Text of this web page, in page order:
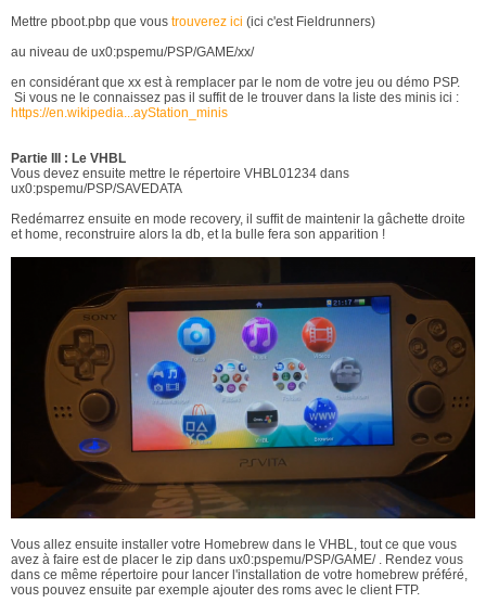
Mettre pboot.pbp que vous trouverez ici (ici c'est Fieldrunners)
au niveau de ux0:pspemu/PSP/GAME/xx/
en considérant que xx est à remplacer par le nom de votre jeu ou démo PSP.
Si vous ne le connaissez pas il suffit de le trouver dans la liste des minis ici :
https://en.wikipedia...ayStation_minis
Partie III : Le VHBL
Vous devez ensuite mettre le répertoire VHBL01234 dans
ux0:pspemu/PSP/SAVEDATA
Redémarrez ensuite en mode recovery, il suffit de maintenir la gâchette droite
et home, reconstruire alors la db, et la bulle fera son apparition !
Vous allez ensuite installer votre Homebrew dans le VHBL, tout ce que vous
avez à faire est de placer le zip dans ux0:pspemu/PSP/GAME/ . Rendez vous
dans ce même répertoire pour lancer l'installation de votre homebrew préféré,
vous pouvez ensuite par exemple ajouter des roms avec le client FTP.